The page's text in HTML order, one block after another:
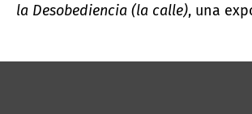
la Desobediencia (la calle), una